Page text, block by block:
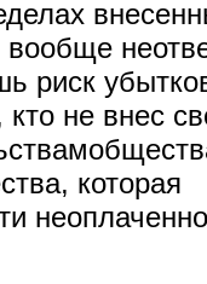
вообще
риск
кто не внес
которая